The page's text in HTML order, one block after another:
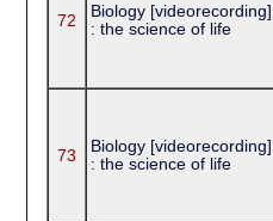
72
Biology [videorecording]
: the science of life
73
Biology [videorecording]
: the science of life